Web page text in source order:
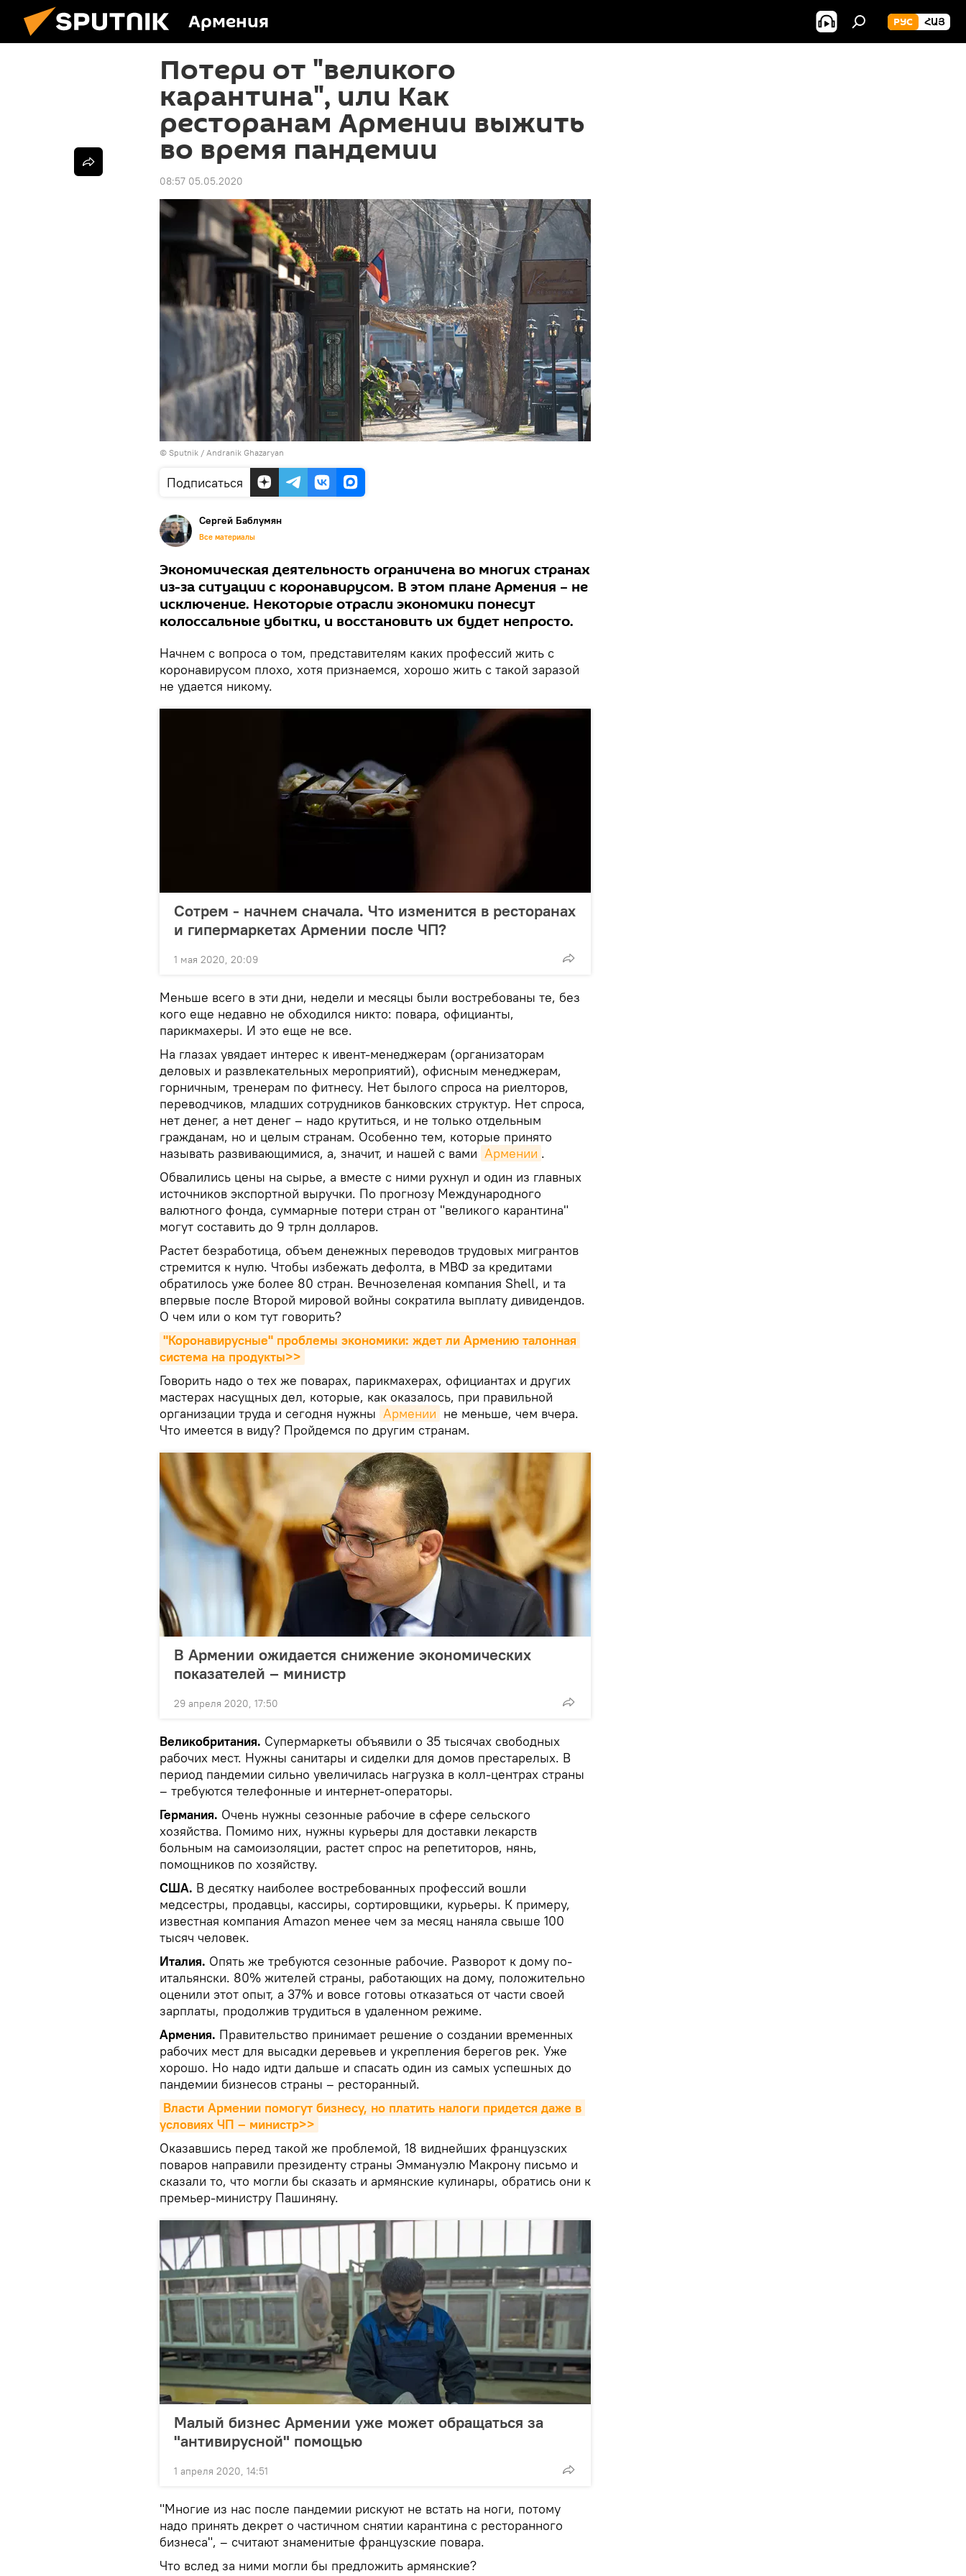
Армения РУС ՀԱՅ
Потери от "великого
карантина", или Как
ресторанам Армении выжить
во время пандемии
08:57 05.05.2020
© Sputnik / Andranik Ghazaryan
Подписаться
Сергей Баблумян
Все материалы
Экономическая деятельность ограничена во многих странах
из-за ситуации с коронавирусом. В этом плане Армения – не
исключение. Некоторые отрасли экономики понесут
колоссальные убытки, и восстановить их будет непросто.
Начнем с вопроса о том, представителям каких профессий жить с
коронавирусом плохо, хотя признаемся, хорошо жить с такой заразой
не удается никому.
Сотрем - начнем сначала. Что изменится в ресторанах
и гипермаркетах Армении после ЧП?
1 мая 2020, 20:09
Меньше всего в эти дни, недели и месяцы были востребованы те, без
кого еще недавно не обходился никто: повара, официанты,
парикмахеры. И это еще не все.
На глазах увядает интерес к ивент-менеджерам (организаторам
деловых и развлекательных мероприятий), офисным менеджерам,
горничным, тренерам по фитнесу. Нет былого спроса на риелторов,
переводчиков, младших сотрудников банковских структур. Нет спроса,
нет денег, а нет денег – надо крутиться, и не только отдельным
гражданам, но и целым странам. Особенно тем, которые принято
называть развивающимися, а, значит, и нашей с вами Армении .
Обвалились цены на сырье, а вместе с ними рухнул и один из главных
источников экспортной выручки. По прогнозу Международного
валютного фонда, суммарные потери стран от "великого карантина"
могут составить до 9 трлн долларов.
Растет безработица, объем денежных переводов трудовых мигрантов
стремится к нулю. Чтобы избежать дефолта, в МВФ за кредитами
обратилось уже более 80 стран. Вечнозеленая компания Shell, и та
впервые после Второй мировой войны сократила выплату дивидендов.
О чем или о ком тут говорить?
"Коронавирусные" проблемы экономики: ждет ли Армению талонная
система на продукты>>
Говорить надо о тех же поварах, парикмахерах, официантах и других
мастерах насущных дел, которые, как оказалось, при правильной
организации труда и сегодня нужны Армении не меньше, чем вчера.
Что имеется в виду? Пройдемся по другим странам.
В Армении ожидается снижение экономических
показателей – министр
29 апреля 2020, 17:50
Великобритания. Супермаркеты объявили о 35 тысячах свободных
рабочих мест. Нужны санитары и сиделки для домов престарелых. В
период пандемии сильно увеличилась нагрузка в колл-центрах страны
– требуются телефонные и интернет-операторы.
Германия. Очень нужны сезонные рабочие в сфере сельского
хозяйства. Помимо них, нужны курьеры для доставки лекарств
больным на самоизоляции, растет спрос на репетиторов, нянь,
помощников по хозяйству.
США. В десятку наиболее востребованных профессий вошли
медсестры, продавцы, кассиры, сортировщики, курьеры. К примеру,
известная компания Amazon менее чем за месяц наняла свыше 100
тысяч человек.
Италия. Опять же требуются сезонные рабочие. Разворот к дому по-
итальянски. 80% жителей страны, работающих на дому, положительно
оценили этот опыт, а 37% и вовсе готовы отказаться от части своей
зарплаты, продолжив трудиться в удаленном режиме.
Армения. Правительство принимает решение о создании временных
рабочих мест для высадки деревьев и укрепления берегов рек. Уже
хорошо. Но надо идти дальше и спасать один из самых успешных до
пандемии бизнесов страны – ресторанный.
Власти Армении помогут бизнесу, но платить налоги придется даже в
условиях ЧП – министр>>
Оказавшись перед такой же проблемой, 18 виднейших французских
поваров направили президенту страны Эммануэлю Макрону письмо и
сказали то, что могли бы сказать и армянские кулинары, обратись они к
премьер-министру Пашиняну.
Малый бизнес Армении уже может обращаться за
"антивирусной" помощью
1 апреля 2020, 14:51
"Многие из нас после пандемии рискуют не встать на ноги, потому
надо принять декрет о частичном снятии карантина с ресторанного
бизнеса", – считают знаменитые французские повара.
Что вслед за ними могли бы предложить армянские?